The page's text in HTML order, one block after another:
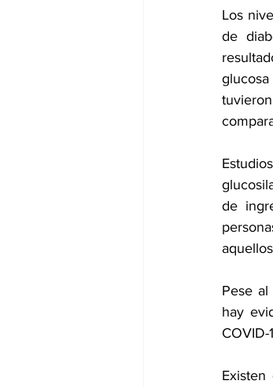
Los
de
tuvieron
de
Pese
hay
COVID-